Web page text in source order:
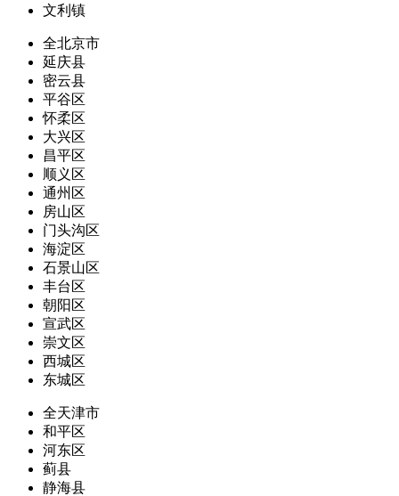
文利镇
全北京市
延庆县
密云县
平谷区
怀柔区
大兴区
昌平区
顺义区
通州区
房山区
门头沟区
海淀区
石景山区
丰台区
朝阳区
宣武区
崇文区
西城区
东城区
全天津市
和平区
河东区
蓟县
静海县